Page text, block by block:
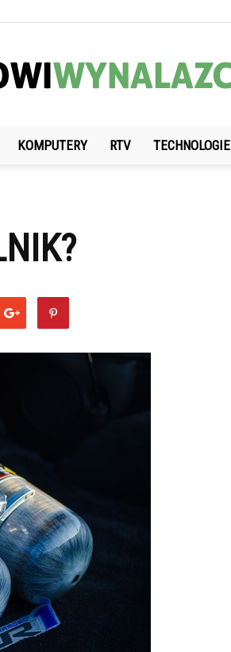
CyfrowiWynalazcy.pl
KOMPUTERY RTV TECHNOLOGIE